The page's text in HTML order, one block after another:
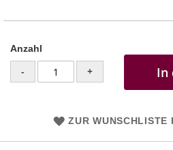
Anzahl
- + In
ZUR WUNSCHLISTE